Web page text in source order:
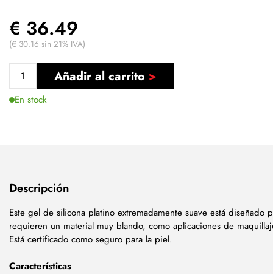
€ 36.49
(€ 30.16 sin 21% IVA)
Añadir al carrito
En stock
Descripción
Este gel de silicona platino extremadamente suave está diseñado
requieren un material muy blando, como aplicaciones de
Está certificado como seguro para la piel.
Características